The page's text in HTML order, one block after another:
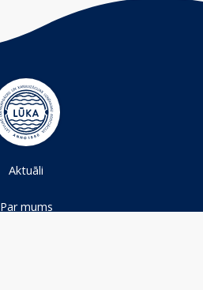
Aktuāli
Par mums